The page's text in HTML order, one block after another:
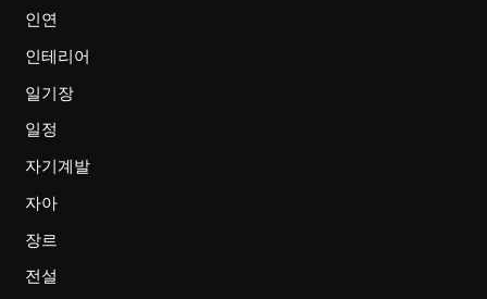
인연
인테리어
일기장
일정
자기계발
자아
장르
전설